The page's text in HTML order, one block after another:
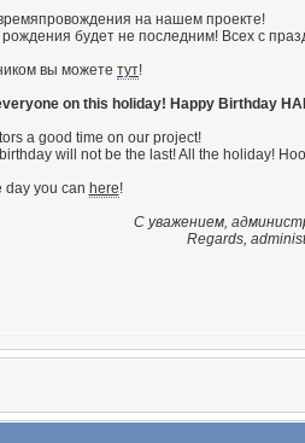
на нашем проекте!
будет не последним! Всех с
вы можете тут!
on this holiday! Happy Birthday
a good time on our project!
will not be the last! All the holiday!
day you can here!
С уважением,
Regards,